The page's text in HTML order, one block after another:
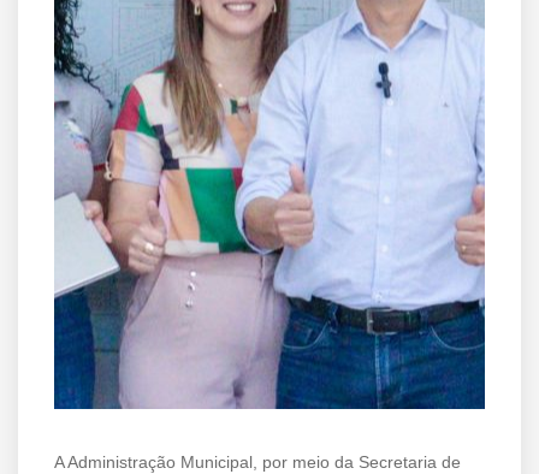
A Administração Municipal, por meio da Secretaria de